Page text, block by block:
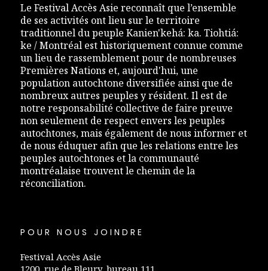
Le Festival Accès Asie reconnaît que l’ensemble
de ses activités ont lieu sur le territoire
traditionnel du peuple Kanien'kehá: ka. Tiohtiá:
ke / Montréal est historiquement connue comme
un lieu de rassemblement pour de nombreuses
Premières Nations et, aujourd'hui, une
population autochtone diversifiée ainsi que de
nombreux autres peuples y résident. Il est de
notre responsabilité collective de faire preuve
non seulement de respect envers les peuples
autochtones, mais également de nous informer et
de nous éduquer afin que les relations entre les
peuples autochtones et la communauté
montréalaise trouvent le chemin de la
réconciliation.
POUR NOUS JOINDRE
Festival Accès Asie
1200, rue de Bleury, bureau 111